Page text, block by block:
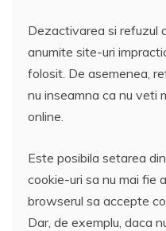
Dezactivarea si refuzul
anumite site-uri
folosit. De asemenea,
nu inseamna ca nu veti
online.
Este posibila setarea
cookie-uri sa nu mai fie
browserul sa accepte
Dar, de exemplu, daca